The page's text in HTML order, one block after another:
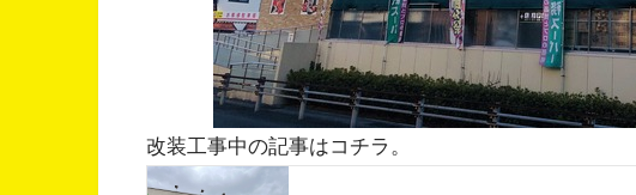
改装工事中の記事はコチラ。